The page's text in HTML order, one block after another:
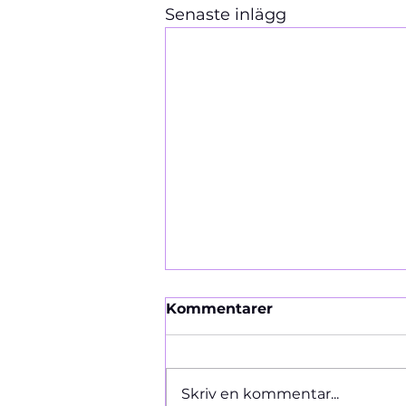
Senaste inlägg
Kommentarer
Skriv en kommentar...